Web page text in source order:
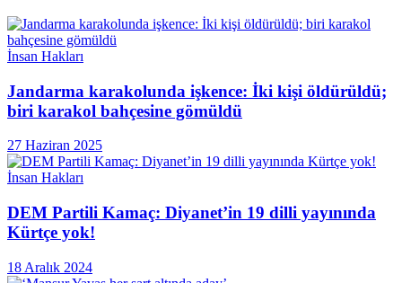
İnsan Hakları
Jandarma karakolunda işkence: İki kişi öldürüldü;
biri karakol bahçesine gömüldü
27 Haziran 2025
İnsan Hakları
DEM Partili Kamaç: Diyanet’in 19 dilli yayınında
Kürtçe yok!
18 Aralık 2024